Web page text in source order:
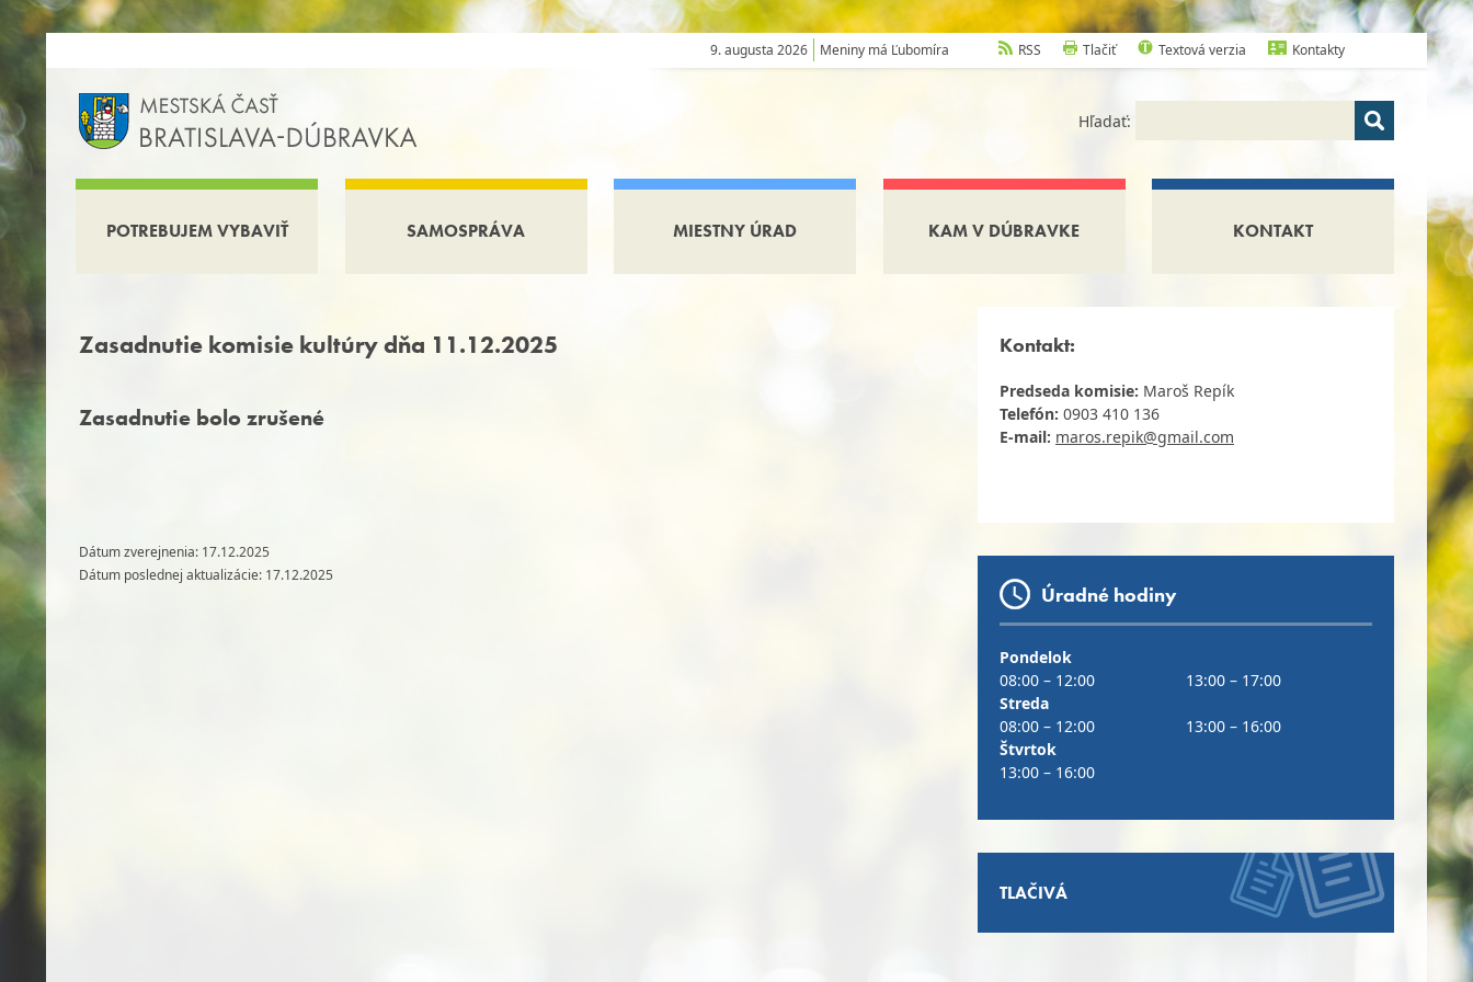
9. augusta 2026 Meniny má Ľubomíra RSS Tlačiť Textová verzia Kontakty
Hľadať:
POTREBUJEM VYBAVIŤ SAMOSPRÁVA MIESTNY ÚRAD KAM V DÚBRAVKE KONTAKT
Zasadnutie komisie kultúry dňa 11.12.2025
Zasadnutie bolo zrušené
Dátum zverejnenia: 17.12.2025
Dátum poslednej aktualizácie: 17.12.2025
Kontakt:
Predseda komisie: Maroš Repík
Telefón: 0903 410 136
E-mail: maros.repik@gmail.com
Úradné hodiny
Pondelok
08:00 – 12:00
13:00 – 17:00
Streda
08:00 – 12:00
13:00 – 16:00
Štvrtok
13:00 – 16:00
TLAČIVÁ